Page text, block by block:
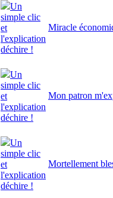
Un
simple clic
et
l'explication
déchire !
Miracle
Un
simple clic
et
l'explication
déchire !
Mon patron
Un
simple clic
et
l'explication
déchire !
Mortellement